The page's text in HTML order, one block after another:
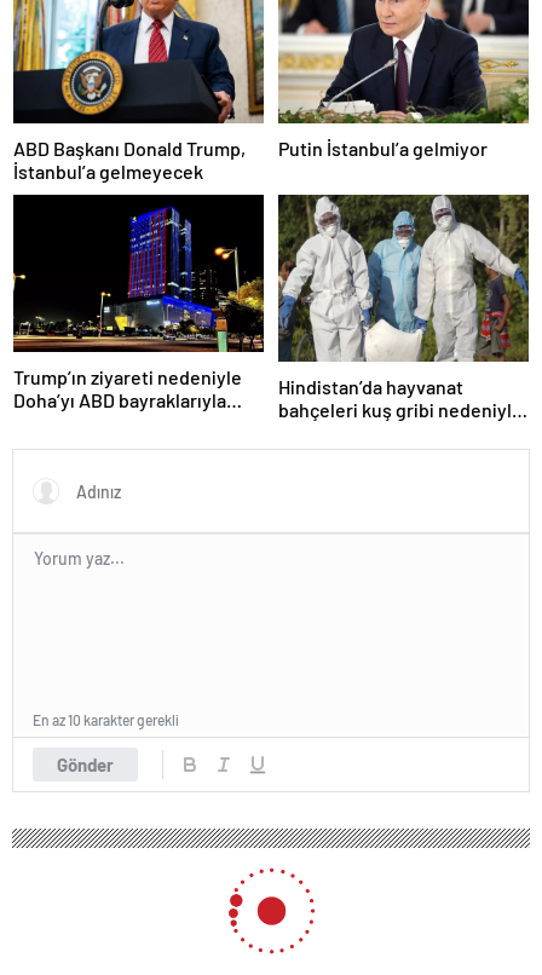
ABD Başkanı Donald Trump,
İstanbul’a gelmeyecek
Putin İstanbul’a gelmiyor
Trump’ın ziyareti nedeniyle
Doha’yı ABD bayraklarıyla
Hindistan’da hayvanat
bahçeleri kuş gribi nedeniyle
Gönder
En az 10 karakter gerekli